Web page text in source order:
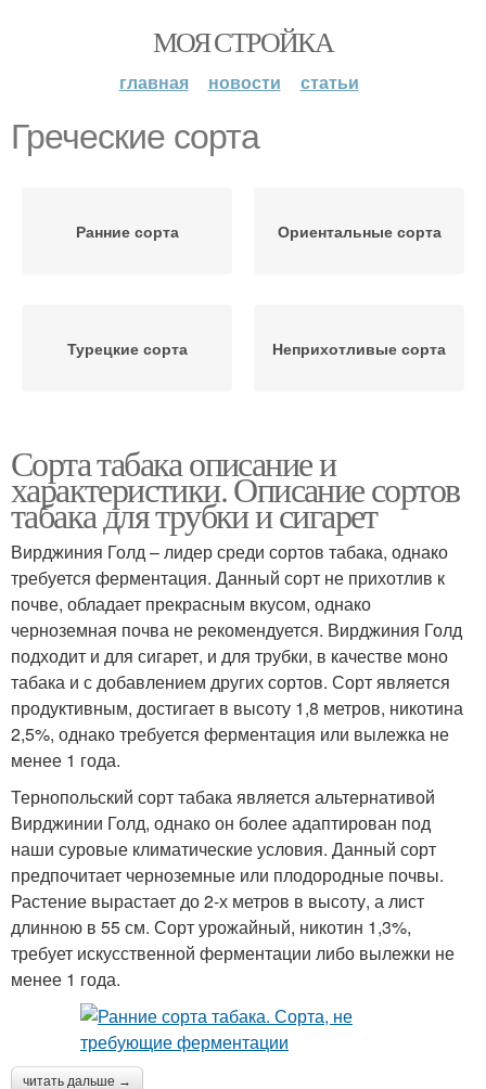
МОЯ СТРОЙКА
главная новости статьи
Греческие сорта
Ранние сорта Ориентальные сорта
Турецкие сорта Неприхотливые сорта
Сорта табака описание и
характеристики. Описание сортов
табака для трубки и сигарет
Вирджиния Голд – лидер среди сортов табака, однако
требуется ферментация. Данный сорт не прихотлив к
почве, обладает прекрасным вкусом, однако
черноземная почва не рекомендуется. Вирджиния Голд
подходит и для сигарет, и для трубки, в качестве моно
табака и с добавлением других сортов. Сорт является
продуктивным, достигает в высоту 1,8 метров, никотина
2,5%, однако требуется ферментация или вылежка не
менее 1 года.
Тернопольский сорт табака является альтернативой
Вирджинии Голд, однако он более адаптирован под
наши суровые климатические условия. Данный сорт
предпочитает черноземные или плодородные почвы.
Растение вырастает до 2-х метров в высоту, а лист
длинною в 55 см. Сорт урожайный, никотин 1,3%,
требует искусственной ферментации либо вылежки не
менее 1 года.
читать дальше →